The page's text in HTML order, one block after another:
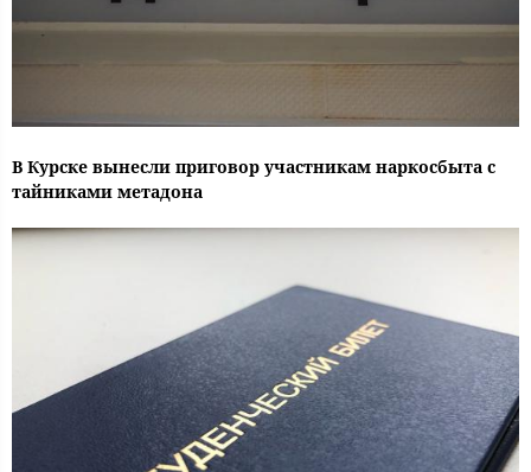
В Курске вынесли приговор участникам наркосбыта с
тайниками метадона